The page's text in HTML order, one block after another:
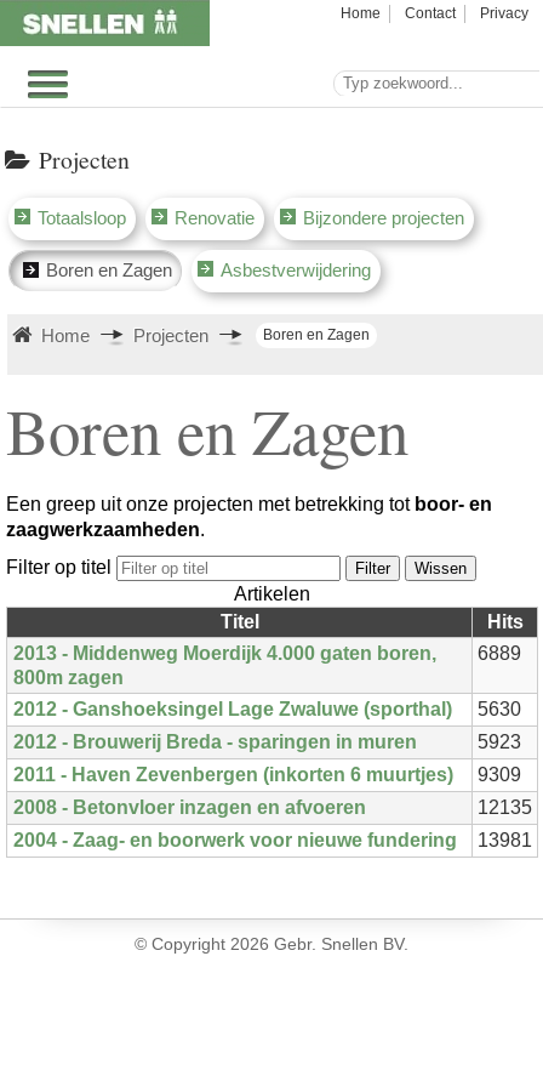
Home Contact Privacy
Projecten
Totaalsloop Renovatie Bijzondere projecten
Boren en Zagen Asbestverwijdering
Home Projecten Boren en Zagen
Boren en Zagen
Een greep uit onze projecten met betrekking tot boor- en
zaagwerkzaamheden.
Filter op titel
Filter Wissen
Artikelen
Titel
Hits
2013 - Middenweg Moerdijk 4.000 gaten boren,
800m zagen
6889
2012 - Ganshoeksingel Lage Zwaluwe (sporthal)
5630
2012 - Brouwerij Breda - sparingen in muren
5923
2011 - Haven Zevenbergen (inkorten 6 muurtjes)
9309
2008 - Betonvloer inzagen en afvoeren
12135
2004 - Zaag- en boorwerk voor nieuwe fundering
13981
© Copyright 2026 Gebr. Snellen BV.